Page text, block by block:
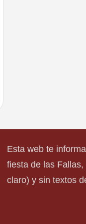
Esta web te
fiesta de las
claro) y sin textos